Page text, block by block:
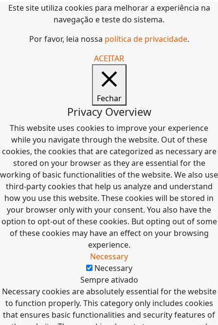
Este site utiliza cookies para melhorar a experiência na
navegação e teste do sistema.
Por favor, leia nossa política de privacidade.
ACEITAR
Fechar
Privacy Overview
This website uses cookies to improve your experience
while you navigate through the website. Out of these
cookies, the cookies that are categorized as necessary are
stored on your browser as they are essential for the
working of basic functionalities of the website. We also use
third-party cookies that help us analyze and understand
how you use this website. These cookies will be stored in
your browser only with your consent. You also have the
option to opt-out of these cookies. But opting out of some
of these cookies may have an effect on your browsing
experience.
Necessary
Necessary
Sempre ativado
Necessary cookies are absolutely essential for the website
to function properly. This category only includes cookies
that ensures basic functionalities and security features of